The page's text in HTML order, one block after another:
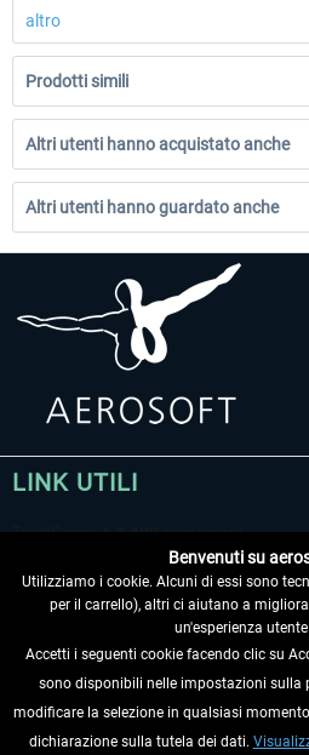
altro
Prodotti simili
Altri utenti hanno acquistato anche
Altri utenti hanno guardato anche
LINK UTILI
RECEDERE DAL CONTRATTO
Benvenuti su
Utilizziamo i cookie. Alcuni di essi sono
per il carrello), altri ci aiutano a
un'esperienza
Accetti i seguenti cookie facendo clic su
sono disponibili nelle impostazioni sulla
modificare la selezione in qualsiasi
dichiarazione sulla tutela dei dati.